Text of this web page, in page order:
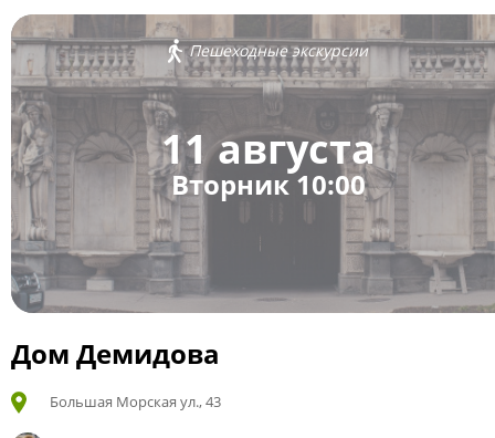
Пешеходные экскурсии
11 августа
Вторник 10:00
Дом Демидова
Большая Морская ул., 43